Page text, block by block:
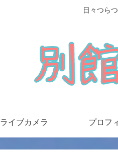
日々つら
ライブカメラ プロフ